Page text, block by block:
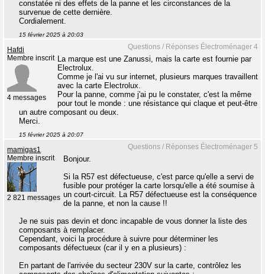
constatée ni des effets de la panne et les circonstances de la
survenue de cette dernière.
Cordialement.
15 février 2025 à 20:03
Questions / Réponses Électroménager 4
Hafdi
Membre inscrit
4 messages
La marque est une Zanussi, mais la carte est fournie par
Electrolux.
Comme je l'ai vu sur internet, plusieurs marques travaillent
avec la carte Electrolux.
Pour la panne, comme j'ai pu le constater, c'est la même
pour tout le monde : une résistance qui claque et peut-être
un autre composant ou deux.
Merci.
15 février 2025 à 20:07
Questions / Réponses Électroménager 5
mamigas1
Membre inscrit
2 821 messages
Bonjour.
Si la R57 est défectueuse, c'est parce qu'elle a servi de
fusible pour protéger la carte lorsqu'elle a été soumise à
un court-circuit. La R57 défectueuse est la conséquence
de la panne, et non la cause !!
Je ne suis pas devin et donc incapable de vous donner la liste des
composants à remplacer.
Cependant, voici la procédure à suivre pour déterminer les
composants défectueux (car il y en a plusieurs) :
En partant de l'arrivée du secteur 230V sur la carte, contrôlez les